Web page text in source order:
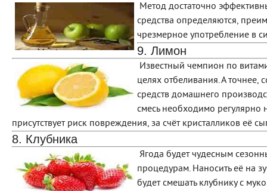
Метод достаточно
средства определяются,
чрезмерное употребление в
9. Лимон
Известный чемпион по
целях отбеливания. А
средств домашнего
смесь необходимо регулярно
присутствует риск повреждения, за счёт кристалликов её
8. Клубника
Ягода будет чудесным
процедурам. Наносить её на
будет смешать клубнику с